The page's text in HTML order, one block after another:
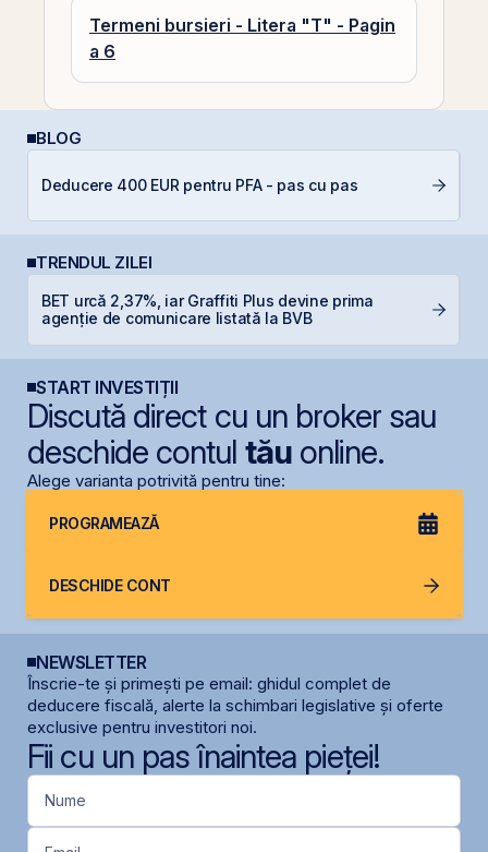
Termeni bursieri - Litera "T" - Pagin
a 6
BLOG
Deducere 400 EUR pentru PFA - pas cu pas
TRENDUL ZILEI
BET urcă 2,37%, iar Graffiti Plus devine prima
agenție de comunicare listată la BVB
START INVESTIȚII
Discută direct cu un broker sau
deschide contul tăuonline.
Alege varianta potrivită pentru tine:
PROGRAMEAZĂ
DESCHIDE CONT
NEWSLETTER
Înscrie-te și primești pe email: ghidul complet de
deducere fiscală, alerte la schimbari legislative și oferte
exclusive pentru investitori noi.
Fii cu un pas înaintea pieței!
Nume